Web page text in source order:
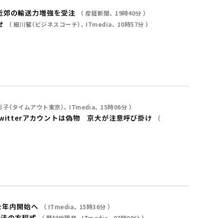
の輸送力増強を受注 産経新聞 19時40分
細川馨（ビジネスコーチ） ITmedia 10時57分
（タイムアウト東京） ITmedia 15時06分
アカウントは偽物 京大が注意呼び掛け
内開始へ ITmedia 15時36分